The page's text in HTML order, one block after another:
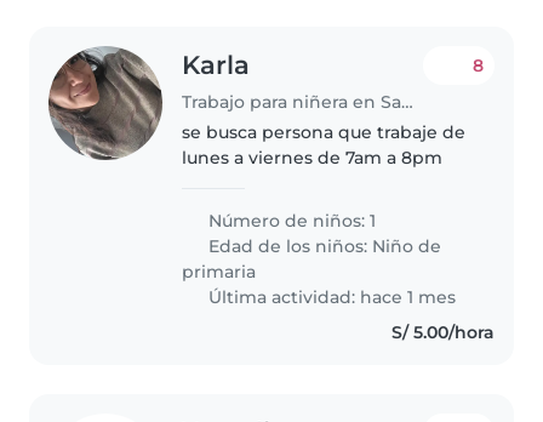
Karla
Trabajo para niñera en Santa Anita - Los Ficus
8
se busca persona que trabaje de
lunes a viernes de 7am a 8pm
Número de niños: 1
Edad de los niños: Niño de
primaria
Última actividad: hace 1 mes
S/ 5.00/hora